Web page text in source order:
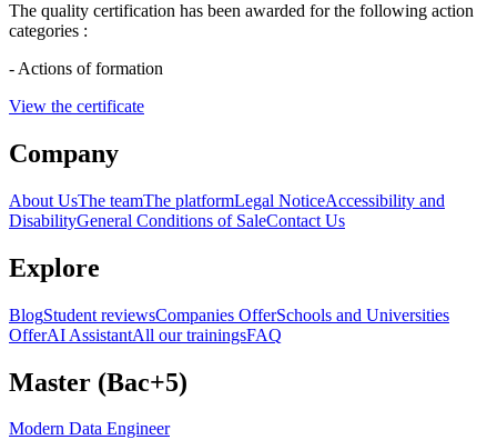
The quality certification has been awarded for the following action
categories :
- Actions of formation
View the certificate
Company
About UsThe teamThe platformLegal NoticeAccessibility and
DisabilityGeneral Conditions of SaleContact Us
Explore
BlogStudent reviewsCompanies OfferSchools and Universities
OfferAI AssistantAll our trainingsFAQ
Master (Bac+5)
Modern Data Engineer